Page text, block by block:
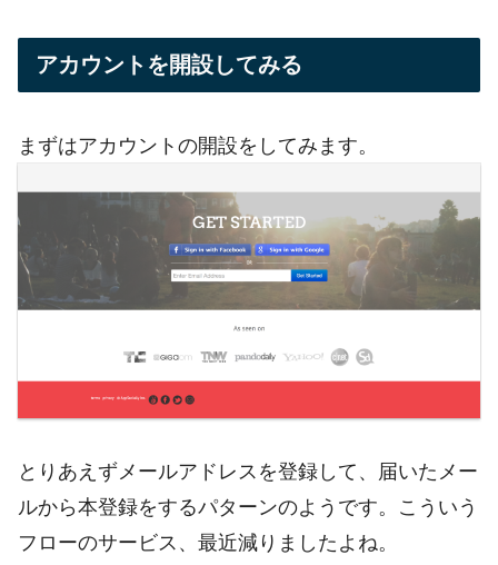
アカウントを開設してみる
まずはアカウントの開設をしてみます。
とりあえずメールアドレスを登録して、届いたメー
ルから本登録をするパターンのようです。こういう
フローのサービス、最近減りましたよね。